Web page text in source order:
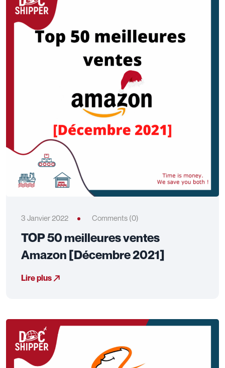
3 Janvier 2022 Comments (0)
TOP 50 meilleures ventes
Amazon [Décembre 2021]
Lire plus